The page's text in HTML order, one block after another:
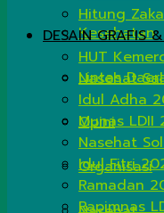
Kesehatan
Lintas
Opini
Organisasi
Hitung
DESAIN GRAFIS
HUT
Nasehat
Idul Adha
Munas LDII
Nasehat
Idul Fitri
Ramadan
Rapimnas